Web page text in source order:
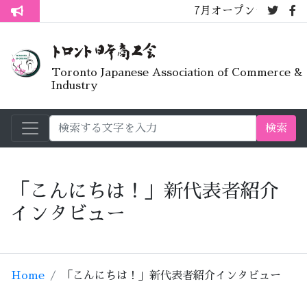
トロント生活不安疑問質問懇談会
7月オープンライブラリーカフェ
Toronto Japanese Association of Commerce &
Industry
検索
「こんにちは！」新代表者紹介
インタビュー
Home 「こんにちは！」新代表者紹介インタビュー